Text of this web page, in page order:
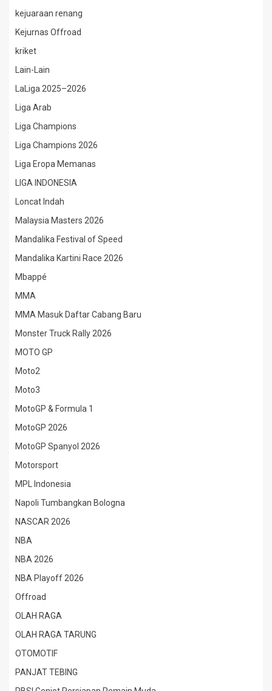
kejuaraan renang
Kejurnas Offroad
kriket
Lain-Lain
LaLiga 2025–2026
Liga Arab
Liga Champions
Liga Champions 2026
Liga Eropa Memanas
LIGA INDONESIA
Loncat Indah
Malaysia Masters 2026
Mandalika Festival of Speed
Mandalika Kartini Race 2026
Mbappé
MMA
MMA Masuk Daftar Cabang Baru
Monster Truck Rally 2026
MOTO GP
Moto2
Moto3
MotoGP & Formula 1
MotoGP 2026
MotoGP Spanyol 2026
Motorsport
MPL Indonesia
Napoli Tumbangkan Bologna
NASCAR 2026
NBA
NBA 2026
NBA Playoff 2026
Offroad
OLAH RAGA
OLAH RAGA TARUNG
OTOMOTIF
PANJAT TEBING